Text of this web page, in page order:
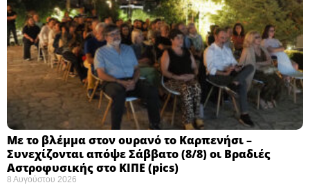
Με το βλέμμα στον ουρανό το Καρπενήσι –
Συνεχίζονται απόψε Σάββατο (8/8) οι Βραδιές
Αστροφυσικής στο ΚΙΠΕ (pics)
8 Αυγούστου 2026